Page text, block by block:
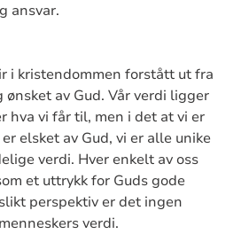
ansvar.
i kristendommen forstått ut fra
ønsket av Gud. Vår verdi ligger
hva vi får til, men i det at vi er
elsket av Gud, vi er alle unike
verdi. Hver enkelt av oss
et uttrykk for Guds gode
perspektiv er det ingen
verdi.